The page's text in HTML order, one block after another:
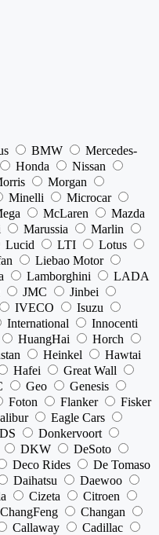
BMW
Mercedes-
Honda
Nissan
Morgan
Minelli
Microcar
McLaren
Mazda
Marussia
Marlin
Lucid LTI
Lotus
Liebao Motor
Lamborghini
LADA
JMC
Jinbei
IVECO
Isuzu
International
Innocenti
HuangHai
Horch
Heinkel
Hawtai
Hafei
Great Wall
Geo
Genesis
Foton Flanker
Fisker
Eagle Cars
DS
Donkervoort
DKW
DeSoto
Deco Rides
De Tomaso
Daihatsu
Daewoo
Cizeta
Citroen
ChangFeng
Changan
Callaway
Cadillac